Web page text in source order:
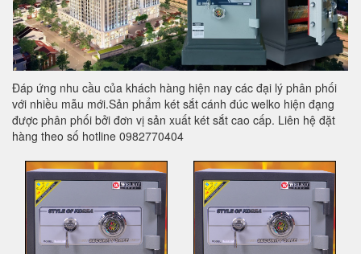
Đáp ứng nhu cầu của khách hàng hiện nay các đại lý phân phối
với nhiều mẫu mới.Sản phẩm két sắt cánh đúc welko hiện đạng
được phân phối bởi đơn vị sản xuất két sắt cao cấp. Liên hệ đặt
hàng theo số hotline 0982770404